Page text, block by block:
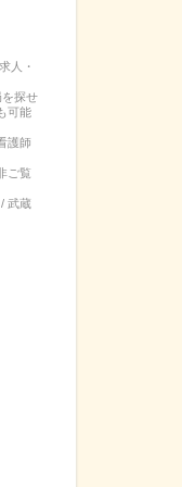
人・
探せ
可能
護師
ご覧
武蔵